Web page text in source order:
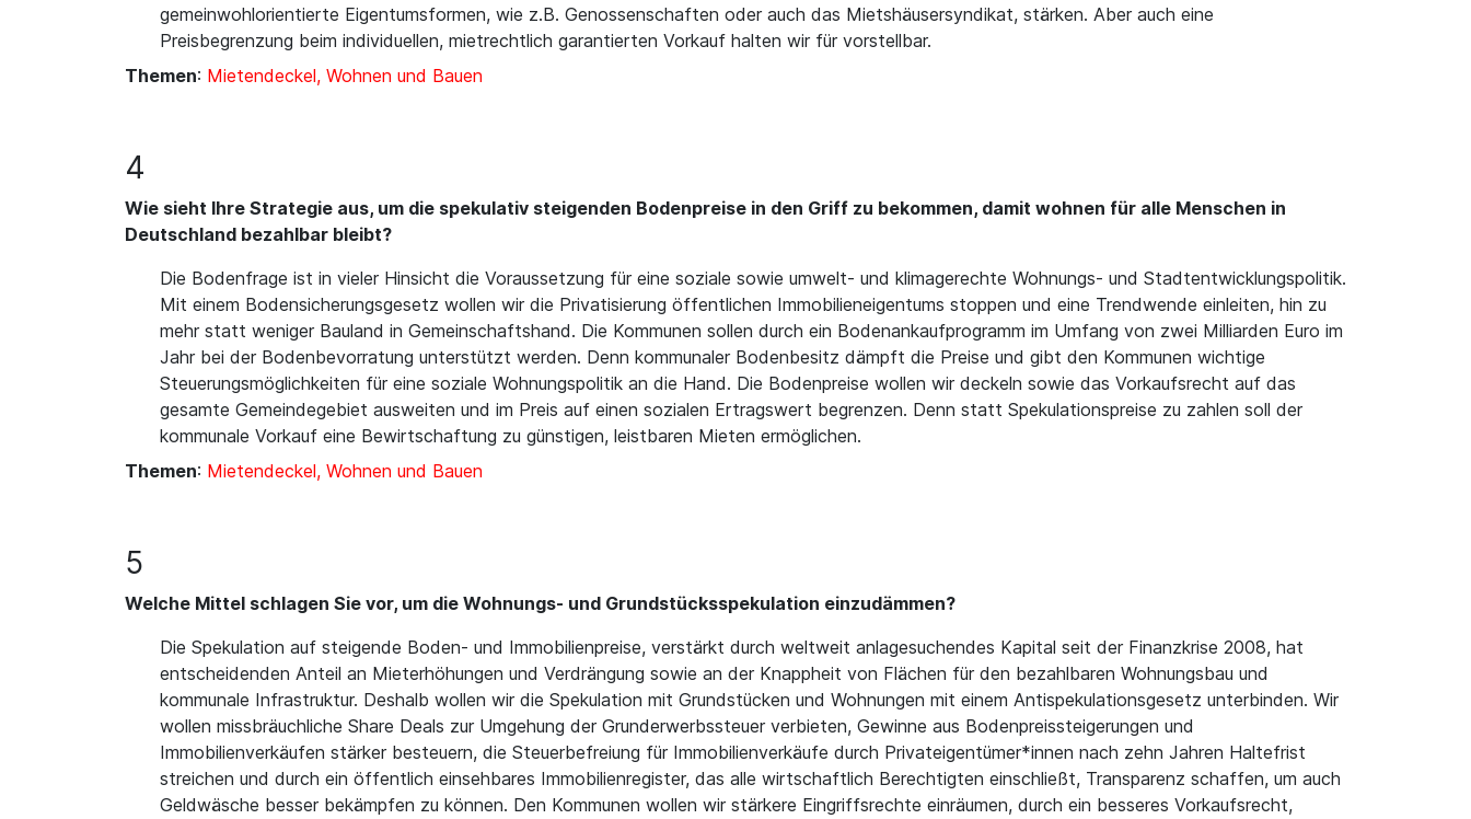
gemeinwohlorientierte Eigentumsformen, wie z.B. Genossenschaften oder auch das Mietshäusersyndikat, stärken. Aber auch eine
Preisbegrenzung beim individuellen, mietrechtlich garantierten Vorkauf halten wir für vorstellbar.
Themen: Mietendeckel, Wohnen und Bauen
4
Wie sieht Ihre Strategie aus, um die spekulativ steigenden Bodenpreise in den Griff zu bekommen, damit wohnen für alle Menschen in
Deutschland bezahlbar bleibt?
Die Bodenfrage ist in vieler Hinsicht die Voraussetzung für eine soziale sowie umwelt- und klimagerechte Wohnungs- und Stadtentwicklungspolitik.
Mit einem Bodensicherungsgesetz wollen wir die Privatisierung öffentlichen Immobilieneigentums stoppen und eine Trendwende einleiten, hin zu
mehr statt weniger Bauland in Gemeinschaftshand. Die Kommunen sollen durch ein Bodenankaufprogramm im Umfang von zwei Milliarden Euro im
Jahr bei der Bodenbevorratung unterstützt werden. Denn kommunaler Bodenbesitz dämpft die Preise und gibt den Kommunen wichtige
Steuerungsmöglichkeiten für eine soziale Wohnungspolitik an die Hand. Die Bodenpreise wollen wir deckeln sowie das Vorkaufsrecht auf das
gesamte Gemeindegebiet ausweiten und im Preis auf einen sozialen Ertragswert begrenzen. Denn statt Spekulationspreise zu zahlen soll der
kommunale Vorkauf eine Bewirtschaftung zu günstigen, leistbaren Mieten ermöglichen.
Themen: Mietendeckel, Wohnen und Bauen
5
Welche Mittel schlagen Sie vor, um die Wohnungs- und Grundstücksspekulation einzudämmen?
Die Spekulation auf steigende Boden- und Immobilienpreise, verstärkt durch weltweit anlagesuchendes Kapital seit der Finanzkrise 2008, hat
entscheidenden Anteil an Mieterhöhungen und Verdrängung sowie an der Knappheit von Flächen für den bezahlbaren Wohnungsbau und
kommunale Infrastruktur. Deshalb wollen wir die Spekulation mit Grundstücken und Wohnungen mit einem Antispekulationsgesetz unterbinden. Wir
wollen missbräuchliche Share Deals zur Umgehung der Grunderwerbssteuer verbieten, Gewinne aus Bodenpreissteigerungen und
Immobilienverkäufen stärker besteuern, die Steuerbefreiung für Immobilienverkäufe durch Privateigentümer*innen nach zehn Jahren Haltefrist
streichen und durch ein öffentlich einsehbares Immobilienregister, das alle wirtschaftlich Berechtigten einschließt, Transparenz schaffen, um auch
Geldwäsche besser bekämpfen zu können. Den Kommunen wollen wir stärkere Eingriffsrechte einräumen, durch ein besseres Vorkaufsrecht,